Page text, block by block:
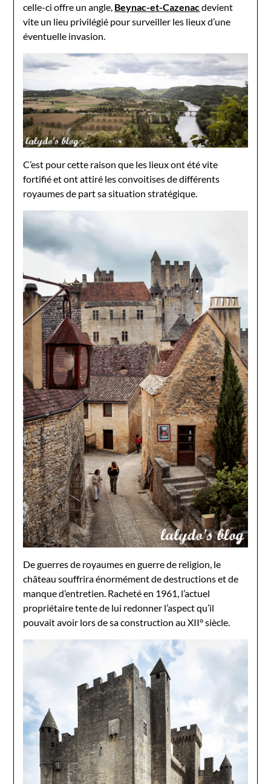
celle-ci offre un angle, Beynac-et-Cazenacdevient
vite un lieu privilégié pour surveiller les lieux d’une
éventuelle invasion.
C’est pour cette raison que les lieux ont été vite
fortifié et ont attiré les convoitises de différents
royaumes de part sa situation stratégique.
De guerres de royaumes en guerre de religion, le
château souffrira énormément de destructions et de
manque d’entretien. Racheté en 1961, l’actuel
propriétaire tente de lui redonner l’aspect qu’il
pouvait avoir lors de sa construction au XII° siècle.